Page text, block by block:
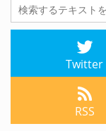
Twitter
RSS